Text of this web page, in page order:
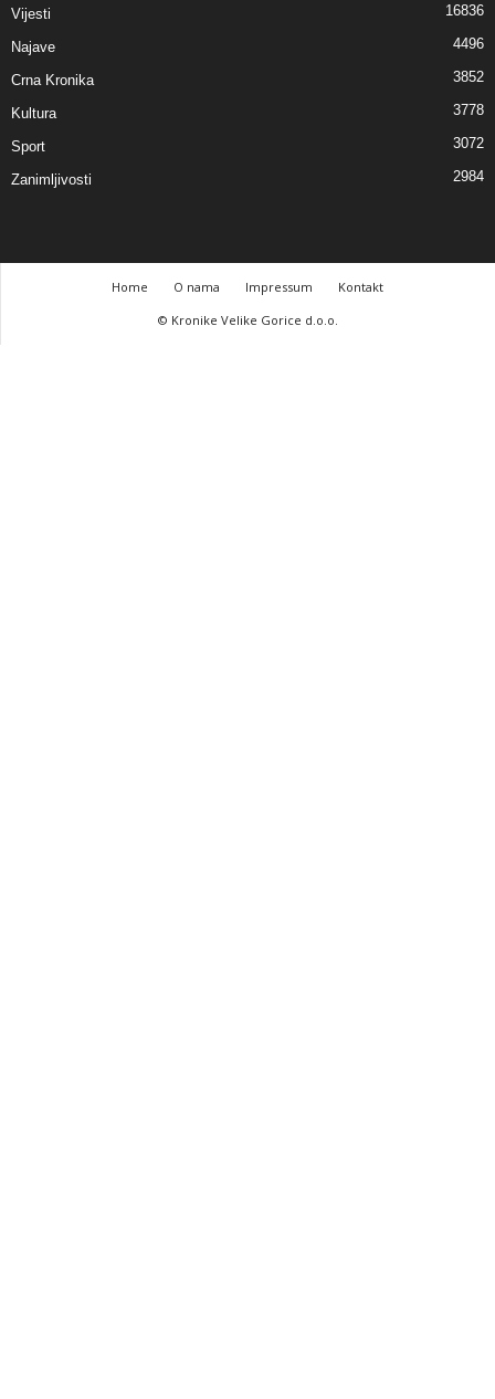
Vijesti 16836
Najave 4496
Crna Kronika 3852
Kultura 3778
Sport 3072
Zanimljivosti 2984
Home O nama Impressum
Kontakt
© Kronike Velike Gorice d.o.o.